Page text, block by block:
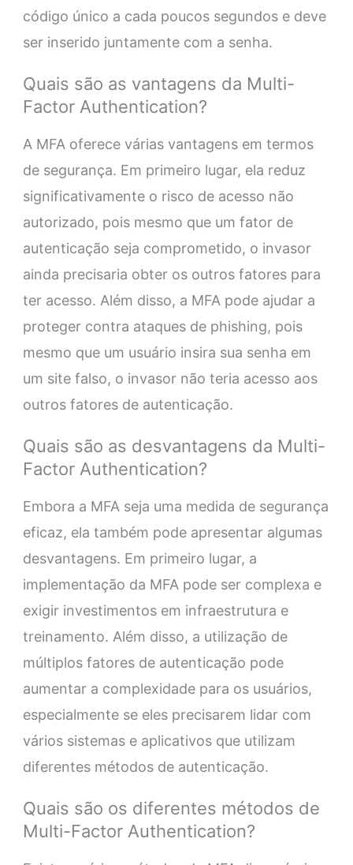
código único a cada poucos segundos e deve
ser inserido juntamente com a senha.
Quais são as vantagens da Multi-
Factor Authentication?
A MFA oferece várias vantagens em termos
de segurança. Em primeiro lugar, ela reduz
significativamente o risco de acesso não
autorizado, pois mesmo que um fator de
autenticação seja comprometido, o invasor
ainda precisaria obter os outros fatores para
ter acesso. Além disso, a MFA pode ajudar a
proteger contra ataques de phishing, pois
mesmo que um usuário insira sua senha em
um site falso, o invasor não teria acesso aos
outros fatores de autenticação.
Quais são as desvantagens da Multi-
Factor Authentication?
Embora a MFA seja uma medida de segurança
eficaz, ela também pode apresentar algumas
desvantagens. Em primeiro lugar, a
implementação da MFA pode ser complexa e
exigir investimentos em infraestrutura e
treinamento. Além disso, a utilização de
múltiplos fatores de autenticação pode
aumentar a complexidade para os usuários,
especialmente se eles precisarem lidar com
vários sistemas e aplicativos que utilizam
diferentes métodos de autenticação.
Quais são os diferentes métodos de
Multi-Factor Authentication?